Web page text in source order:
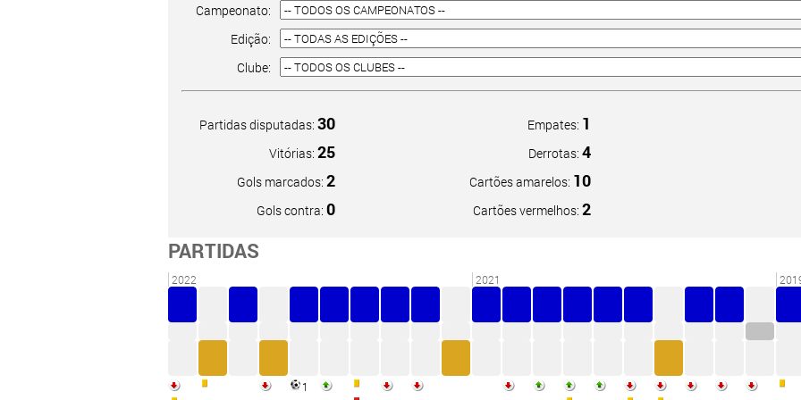
Campeonato:
Edição:
Clube:
Partidas disputadas: 30
Vitórias: 25
Gols marcados: 2
Gols contra: 0
Empates: 1
Derrotas: 4
Cartões amarelos: 10
Cartões vermelhos: 2
PARTIDAS
2022
1
2021